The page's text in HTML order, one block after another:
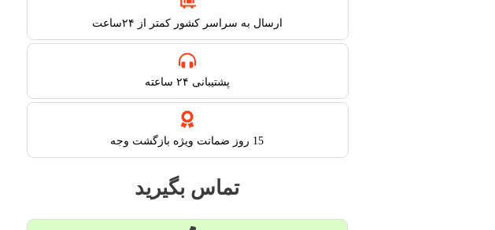
ارسال به سراسر کشور کمتر از ۲۴ساعت
پشتیبانی ۲۴ ساعته​
15 روز ضمانت ویژه بازگشت وجه
تماس بگیرید